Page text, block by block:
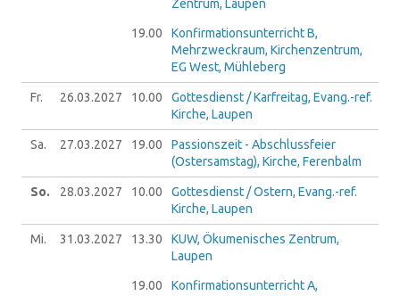
Zentrum, Laupen
19.00
Konfirmationsunterricht B,
Mehrzweckraum, Kirchenzentrum,
EG West, Mühleberg
Fr. 26.03.2027 10.00
Gottesdienst / Karfreitag, Evang.-ref.
Kirche, Laupen
Sa. 27.03.2027 19.00
Passionszeit - Abschlussfeier
(Ostersamstag), Kirche, Ferenbalm
So. 28.03.2027 10.00
Gottesdienst / Ostern, Evang.-ref.
Kirche, Laupen
Mi. 31.03.2027 13.30
KUW, Ökumenisches Zentrum,
Laupen
19.00
Konfirmationsunterricht A,